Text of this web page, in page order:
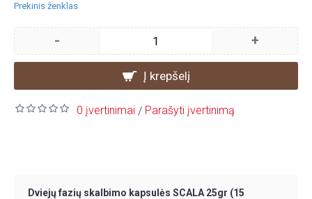
Prekinis ženklas
- +
Į krepšelį
0 įvertinimai / Parašyti įvertinimą
Dviejų fazių skalbimo kapsulės SCALA 25gr (15